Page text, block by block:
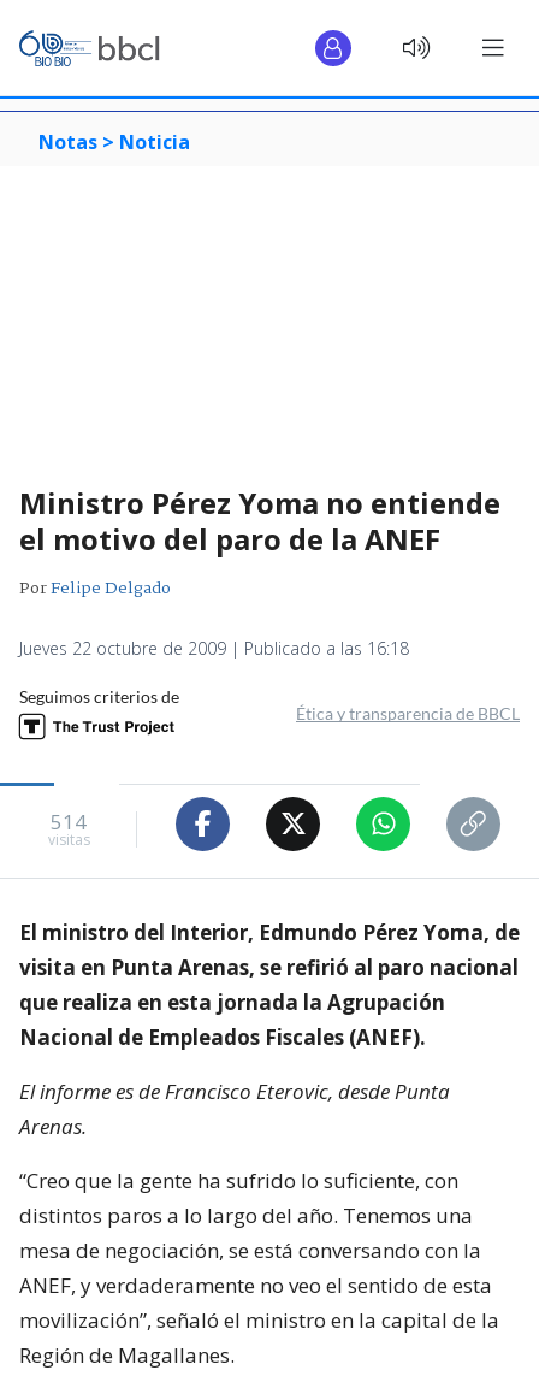
Notas > Noticia
Ministro Pérez Yoma no entiende
el motivo del paro de la ANEF
PorFelipe Delgado
Jueves 22 octubre de 2009 | Publicado a las 16:18
Seguimos criterios de
Ética y transparencia de BBCL
514
visitas
El ministro del Interior, Edmundo Pérez Yoma, de
visita en Punta Arenas, se refirió al paro nacional
que realiza en esta jornada la Agrupación
Nacional de Empleados Fiscales (ANEF).
El informe es de Francisco Eterovic, desde Punta
Arenas.
“Creo que la gente ha sufrido lo suficiente, con
distintos paros a lo largo del año. Tenemos una
mesa de negociación, se está conversando con la
ANEF, y verdaderamente no veo el sentido de esta
movilización”, señaló el ministro en la capital de la
Región de Magallanes.